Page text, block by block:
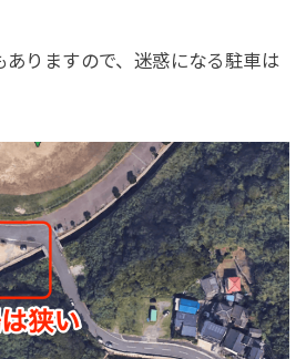
ありますので、迷惑になる駐車は